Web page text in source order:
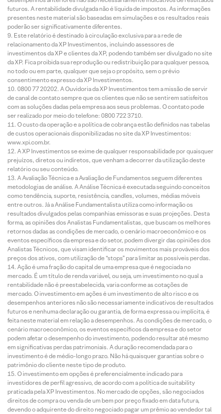
futuros. A rentabilidade divulgada não é líquida de impostos. As informações
presentes neste material são baseadas em simulações e os resultados reais
poderão ser significativamente diferentes.
Este relatório é destinado à circulação exclusiva para a rede de
relacionamento da XP Investimentos, incluindo assessores de
investimentos da XP e clientes da XP, podendo também ser divulgado no site
da XP. Fica proibida sua reprodução ou redistribuição para qualquer pessoa,
no todo ou em parte, qualquer que seja o propósito, sem o prévio
consentimento expresso da XP Investimentos.
0800 77 20202. A Ouvidoria da XP Investimentos tem a missão de servir
de canal de contato sempre que os clientes que não se sentirem satisfeitos
com as soluções dadas pela empresa aos seus problemas. O contato pode
ser realizado por meio do telefone: 0800 722 3710.
O custo da operação e a política de cobrança estão definidos nas tabelas
de custos operacionais disponibilizadas no site da XP Investimentos:
www.xpi.com.br.
A XP Investimentos se exime de qualquer responsabilidade por quaisquer
prejuízos, diretos ou indiretos, que venham a decorrer da utilização deste
relatório ou seu conteúdo.
A Avaliação Técnica e a Avaliação de Fundamentos seguem diferentes
metodologias de análise. A Análise Técnica é executada seguindo conceitos
como tendência, suporte, resistência, candles, volumes, médias móveis
entre outros. Já a Análise Fundamentalista utiliza como informação os
resultados divulgados pelas companhias emissoras e suas projeções. Desta
forma, as opiniões dos Analistas Fundamentalistas, que buscam os melhores
retornos dadas as condições de mercado, o cenário macroeconômico e os
eventos específicos da empresa e do setor, podem divergir das opiniões dos
Analistas Técnicos, que visam identificar os movimentos mais prováveis dos
preços dos ativos, com utilização de “stops” para limitar as possíveis perdas.
Ação é uma fração do capital de uma empresa que é negociada no
mercado. É um título de renda variável, ou seja, um investimento no qual a
rentabilidade não é preestabelecida, varia conforme as cotações de
mercado. O investimento em ações é um investimento de alto risco e os
desempenhos anteriores não são necessariamente indicativos de resultados
futuros e nenhuma declaração ou garantia, de forma expressa ou implícita, é
feita neste material em relação a desempenhos. As condições de mercado, o
cenário macroeconômico, os eventos específicos da empresa e do setor
podem afetar o desempenho do investimento, podendo resultar até mesmo
em significativas perdas patrimoniais. A duração recomendada para o
investimento é de médio-longo prazo. Não há quaisquer garantias sobre o
patrimônio do cliente neste tipo de produto.
O investimento em opções é preferencialmente indicado para
investidores de perfil agressivo, de acordo com a política de suitability
praticada pela XP Investimentos. No mercado de opções, são negociados
direitos de compra ou venda de um bem por preço fixado em data futura,
devendo o adquirente do direito negociado pagar um prêmio ao vendedor tal